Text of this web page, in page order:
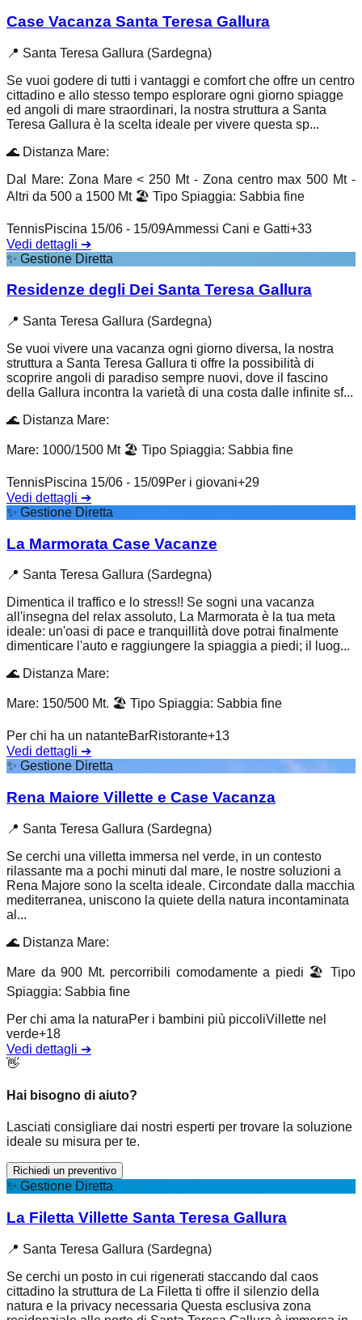
Case Vacanza Santa Teresa Gallura
📍 Santa Teresa Gallura (Sardegna)
Se vuoi godere di tutti i vantaggi e comfort che offre un centro
cittadino e allo stesso tempo esplorare ogni giorno spiagge
ed angoli di mare straordinari, la nostra struttura a Santa
Teresa Gallura è la scelta ideale per vivere questa sp...
🌊 Distanza Mare:
Dal Mare: Zona Mare < 250 Mt - Zona centro max 500 Mt -
Altri da 500 a 1500 Mt 🏖️ Tipo Spiaggia: Sabbia fine
TennisPiscina 15/06 - 15/09Ammessi Cani e Gatti+33
Vedi dettagli ➔
✨ Gestione Diretta
Residenze degli Dei Santa Teresa Gallura
📍 Santa Teresa Gallura (Sardegna)
Se vuoi vivere una vacanza ogni giorno diversa, la nostra
struttura a Santa Teresa Gallura ti offre la possibilità di
scoprire angoli di paradiso sempre nuovi, dove il fascino
della Gallura incontra la varietà di una costa dalle infinite sf...
🌊 Distanza Mare:
Mare: 1000/1500 Mt 🏖️ Tipo Spiaggia: Sabbia fine
TennisPiscina 15/06 - 15/09Per i giovani+29
Vedi dettagli ➔
✨ Gestione Diretta
La Marmorata Case Vacanze
📍 Santa Teresa Gallura (Sardegna)
Dimentica il traffico e lo stress!! Se sogni una vacanza
all'insegna del relax assoluto, La Marmorata è la tua meta
ideale: un'oasi di pace e tranquillità dove potrai finalmente
dimenticare l'auto e raggiungere la spiaggia a piedi; il luog...
🌊 Distanza Mare:
Mare: 150/500 Mt. 🏖️ Tipo Spiaggia: Sabbia fine
Per chi ha un natanteBarRistorante+13
Vedi dettagli ➔
✨ Gestione Diretta
Rena Maiore Villette e Case Vacanza
📍 Santa Teresa Gallura (Sardegna)
Se cerchi una villetta immersa nel verde, in un contesto
rilassante ma a pochi minuti dal mare, le nostre soluzioni a
Rena Majore sono la scelta ideale. Circondate dalla macchia
mediterranea, uniscono la quiete della natura incontaminata
al...
🌊 Distanza Mare:
Mare da 900 Mt. percorribili comodamente a piedi 🏖️ Tipo
Spiaggia: Sabbia fine
Per chi ama la naturaPer i bambini più piccoliVillette nel
verde+18
Vedi dettagli ➔
👋
Hai bisogno di aiuto?
Lasciati consigliare dai nostri esperti per trovare la soluzione
ideale su misura per te.
Richiedi un preventivo
✨ Gestione Diretta
La Filetta Villette Santa Teresa Gallura
📍 Santa Teresa Gallura (Sardegna)
Se cerchi un posto in cui rigenerati staccando dal caos
cittadino la struttura de La Filetta ti offre il silenzio della
natura e la privacy necessaria Questa esclusiva zona